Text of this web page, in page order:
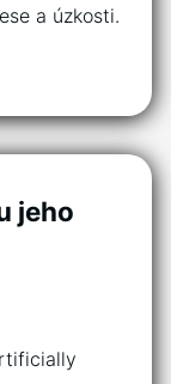
a úzkosti.
jeho